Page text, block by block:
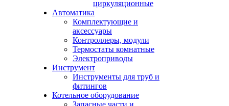
циркуляционные
Автоматика
Комплектующие и
аксессуары
Контроллеры, модули
Термостаты комнатные
Электроприводы
Инструмент
Инструменты для труб и
фитингов
Котельное оборудование